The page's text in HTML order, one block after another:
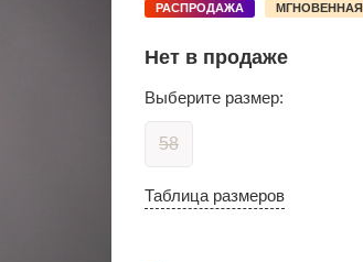
РАСПРОДАЖА
Нет в продаже
Выберите размер:
58
Таблица размеров